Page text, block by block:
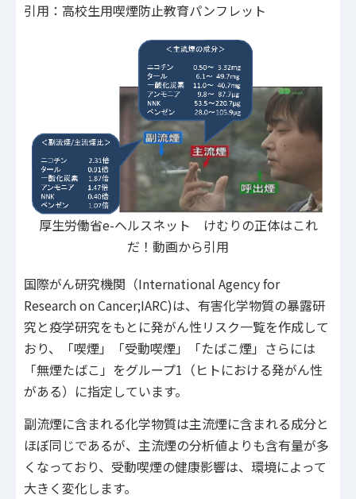
引用：高校生用喫煙防止教育パンフレット
厚生労働省e-ヘルスネット けむりの正体はこれ
だ！動画から引用
国際がん研究機関（International Agency for
Research on Cancer;IARC)は、有害化学物質の暴露研
究と疫学研究をもとに発がん性リスク一覧を作成して
おり、「喫煙」「受動喫煙」「たばこ煙」さらには
「無煙たばこ」をグループ1（ヒトにおける発がん性
がある）に指定しています。
副流煙に含まれる化学物質は主流煙に含まれる成分と
ほぼ同じであるが、主流煙の分析値よりも含有量が多
くなっており、受動喫煙の健康影響は、環境によって
大きく変化します。